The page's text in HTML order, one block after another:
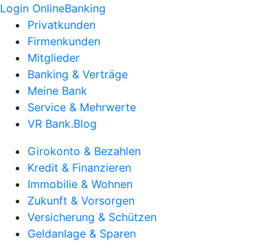
Login OnlineBanking
Privatkunden
Firmenkunden
Mitglieder
Banking & Verträge
Meine Bank
Service & Mehrwerte
VR Bank.Blog
Girokonto & Bezahlen
Kredit & Finanzieren
Immobilie & Wohnen
Zukunft & Vorsorgen
Versicherung & Schützen
Geldanlage & Sparen